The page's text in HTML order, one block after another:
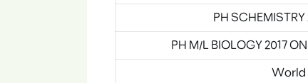
PH SCHEMISTRY
PH M/L BIOLOGY 2017